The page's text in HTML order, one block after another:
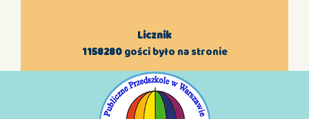
Licznik
1158280gości było na stronie